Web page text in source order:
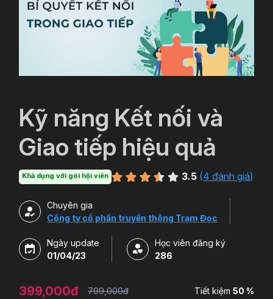
Kỹ năng Kết nối và
Giao tiếp hiệu quả
Khả dụng với gói hội viên 3.5 (4 đánh giá)
Chuyên gia
Công ty cổ phần truyền thông Trạm Đọc
Ngày update
01/04/23
Học viên đăng ký
286
399,000đ 799,000đ Tiết kiệm 50 %